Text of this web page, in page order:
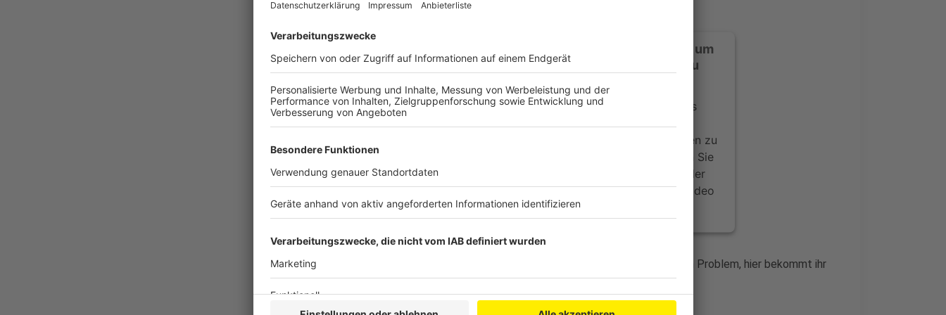
Wir benötigen Ihre Zustimmung, um
den YouTube Video-Service zu
Wir verwenden einen Service eines
einzubetten. Dieser Service kann Daten zu
Ihren Aktivitäten sammeln. Bitte lesen Sie
die Details durch und stimmen Sie der
Nutzung des Service zu, um dieses Video
anzusehen.
powered byUsercentrics Consent Management
Platform
Ihr wollt den perfekten Soundtrack für euren Urlaub im Club? Kein Problem, hier bekommt ihr
ihn.
Anzeige